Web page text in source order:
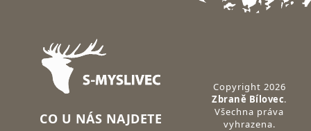
Zápatí
CO U NÁS NAJDETE
Copyright 2026
Zbraně Bílovec.
Všechna práva
vyhrazena.